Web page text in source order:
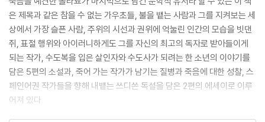
은 제목과 같은 참을 수 없는 가우초들, 불을 뱉는 사람과 그를 지켜보는 세
상에서 가장 슬픈 사람, 주위의 시선과 권위에 억눌린 인간의 모습을 빗댄
쥐, 표절 행위와 아이러니하게도 그를 자신의 최고의 독자로 받아들이게
되는 작가, 수도복을 입은 살인자와 수도사가 되려는 한 소년의 이야기를
담은 5편의 소설과, 죽어 가는 작가가 남기는 질병과 죽음에 대한 성찰, 스
페인어권 작가들을 향해 내뱉는 쓰디쓴 독설을 담은 2편의 에세이로 이루
어져 있다.